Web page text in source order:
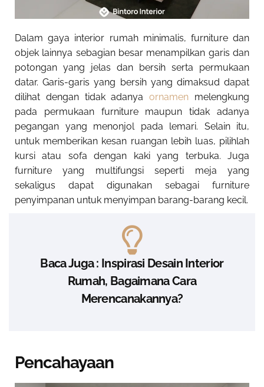
Dalam gaya interior rumah minimalis, furniture dan
objek lainnya sebagian besar menampilkan garis dan
potongan yang jelas dan bersih serta permukaan
datar. Garis-garis yang bersih yang dimaksud dapat
dilihat dengan tidak adanyaornamen melengkung
pada permukaan furniture maupun tidak adanya
pegangan yang menonjol pada lemari. Selain itu,
untuk memberikan kesan ruangan lebih luas, pilihlah
kursi atau sofa dengan kaki yang terbuka. Juga
furniture yang multifungsi seperti meja yang
sekaligus dapat digunakan sebagai furniture
penyimpanan untuk menyimpan barang-barang kecil.
Baca Juga : Inspirasi Desain Interior
Rumah, Bagaimana Cara
Merencanakannya?
Pencahayaan